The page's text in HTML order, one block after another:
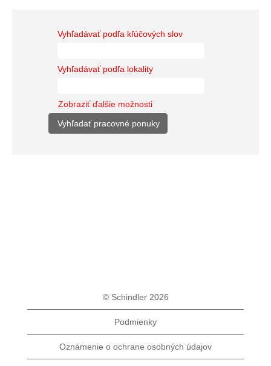
Vyhľadávať podľa kľúčových slov
Vyhľadávať podľa lokality
Zobraziť ďalšie možnosti
© Schindler 2026
Podmienky
Oznámenie o ochrane osobných údajov